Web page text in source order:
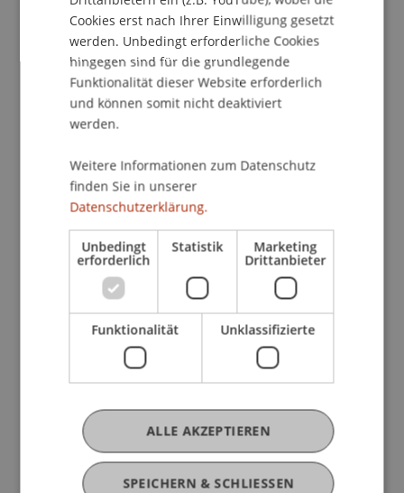
Bankrechtsforum
Cookies erst nach Ihrer Einwilligung gesetzt
werden. Unbedingt erforderliche Cookies
hingegen sind für die grundlegende
Funktionalität dieser Website erforderlich
und können somit nicht deaktiviert
werden.
Weitere Informationen zum Datenschutz
finden Sie in unserer
Datenschutzerklärung.
Unbedingt
erforderlich
Statistik Marketing
Drittanbieter
Funktionalität Unklassifizierte
SPEICHERN & SCHLIESSEN
ALLE AKZEPTIEREN